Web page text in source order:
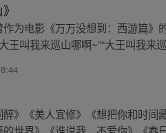
为电影《万万没想到：西游篇
王叫我来巡山哪啊~”“大王叫我来
》《美人宜修》《想把你和时